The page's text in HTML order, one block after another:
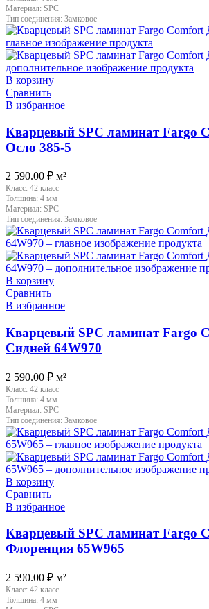
Материал: SPC
Тип соединения: Замковое
В корзину
Сравнить
В избранное
Кварцевый SPC ламинат Fargo
Осло 385-5
2 590.00 ₽ м²
Класс: 42 класс
Толщина: 4 мм
Материал: SPC
Тип соединения: Замковое
В корзину
Сравнить
В избранное
Кварцевый SPC ламинат Fargo
Сидней 64W970
2 590.00 ₽ м²
Класс: 42 класс
Толщина: 4 мм
Материал: SPC
Тип соединения: Замковое
В корзину
Сравнить
В избранное
Кварцевый SPC ламинат Fargo
Флоренция 65W965
2 590.00 ₽ м²
Класс: 42 класс
Толщина: 4 мм